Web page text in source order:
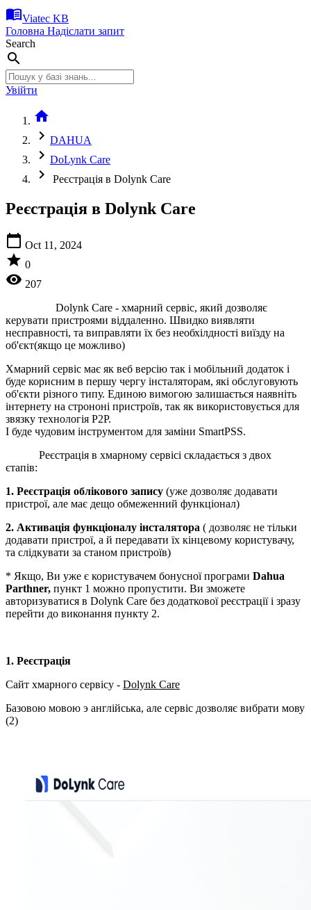
menu_bookViatec KB
Головна Надіслати запит
Search
search
Увійти
home
chevron_right DAHUA
chevron_right DoLynk Care
chevron_right Реєстрація в Dolynk Care
Реєстрація в Dolynk Care
calendar_today Oct 11, 2024
star 0
visibility 207
Dolynk Care - хмарний сервіс, який дозволяє
керувати пристроями віддаленно. Швидко виявляти
несправності, та виправляти їх без необхілдності виїзду на
об'єкт(якщо це можливо)
Хмарний сервіс має як веб версію так і мобільний додаток і
буде корисним в першу чергу інсталяторам, які обслуговують
об'єкти різного типу. Единою вимогою залишається наявніть
інтернету на строноні пристроїв, так як використовується для
звязку технологія P2P.
І буде чудовим інструментом для заміни SmartPSS.
Реєстрація в хмарному сервісі складається з двох
єтапів:
1. Реєстрація облікового запису (уже дозволяє додавати
пристрої, але має дещо обмеженний функціонал)
2. Активація функціоналу інсталятора ( дозволяє не тільки
додавати пристрої, а й передавати їх кінцевому користувачу,
та слідкувати за станом пристроїв)
* Якщо, Ви уже є користувачем бонусної програми Dahua
Parthner, пункт 1 можно пропустити. Ви зможете
авторизуватися в Dolynk Care без додаткової реєстрації і зразу
перейти до виконання пункту 2.
1. Реєстрація
Сайт хмарного сервісу - Dolynk Care
Базовою мовою э англійська, але сервіс дозволяє вибрати мову
(2)